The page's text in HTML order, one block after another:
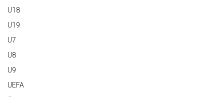
U18
U19
U7
U8
U9
UEFA